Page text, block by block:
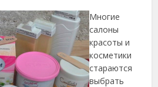
Многие
салоны
красоты и
косметики
стараются
выбрать